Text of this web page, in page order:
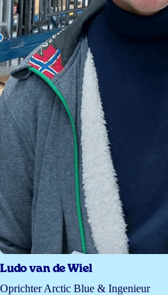
Ludo van de Wiel
Oprichter Arctic Blue & Ingenieur